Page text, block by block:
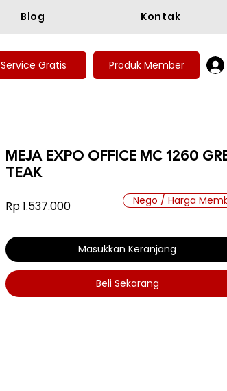
Blog Kontak
Service Gratis Produk Member
MEJA EXPO OFFICE MC 1260
TEAK
Rp 1.537.000Harga
Masukkan Keranjang
Beli Sekarang
Nego / Harga